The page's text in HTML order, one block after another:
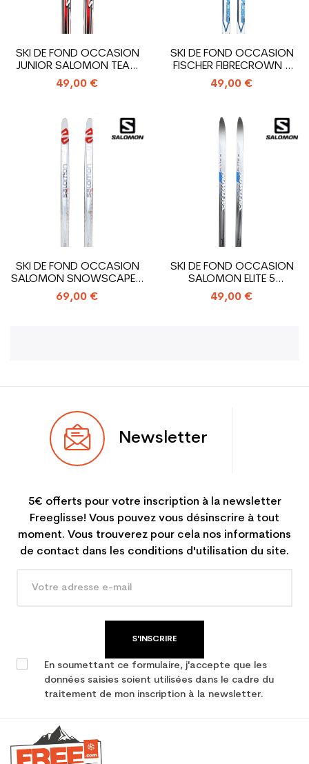
SKI DE FOND OCCASION
JUNIOR SALOMON TEAM
JUNIOR...
49,00 €
SKI DE FOND OCCASION
FISCHER FIBRECROWN +
FIXATION...
49,00 €
SKI DE FOND OCCASION
SALOMON SNOWSCAPE 9
+ FIXATION...
69,00 €
SKI DE FOND OCCASION
SALOMON ELITE 5
CONTAGRIP +...
49,00 €
Newsletter
5€ offerts pour votre inscription à la newsletter
Freeglisse! Vous pouvez vous désinscrire à tout
moment. Vous trouverez pour cela nos informations
de contact dans les conditions d'utilisation du site.
S'INSCRIRE
En soumettant ce formulaire, j'accepte que les
données saisies soient utilisées dans le cadre du
traitement de mon inscription à la newsletter.